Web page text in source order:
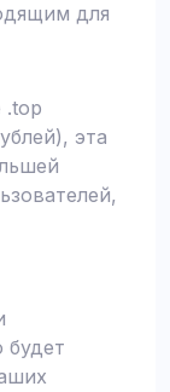
для
.top
эта
будет